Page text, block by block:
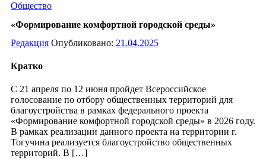
Общество
«Формирование комфортной городской среды»
Редакция Опубликовано: 21.04.2025
Кратко
С 21 апреля по 12 июня пройдет Всероссийское
голосование по отбору общественных территорий для
благоустройства в рамках федерального проекта
«Формирование комфортной городской среды» в 2026 году.
В рамках реализации данного проекта на территории г.
Тогучина реализуется благоустройство общественных
территорий. В […]